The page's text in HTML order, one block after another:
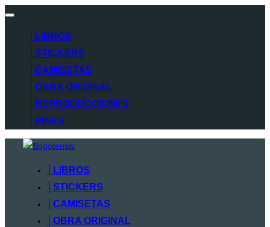
Alternar
│LIBROS
│STICKERS
│CAMISETAS
│OBRA ORIGINAL
│REPRODUCCIONES
│PINES
Saltar
contenido
│LIBROS
│STICKERS
│CAMISETAS
│OBRA ORIGINAL